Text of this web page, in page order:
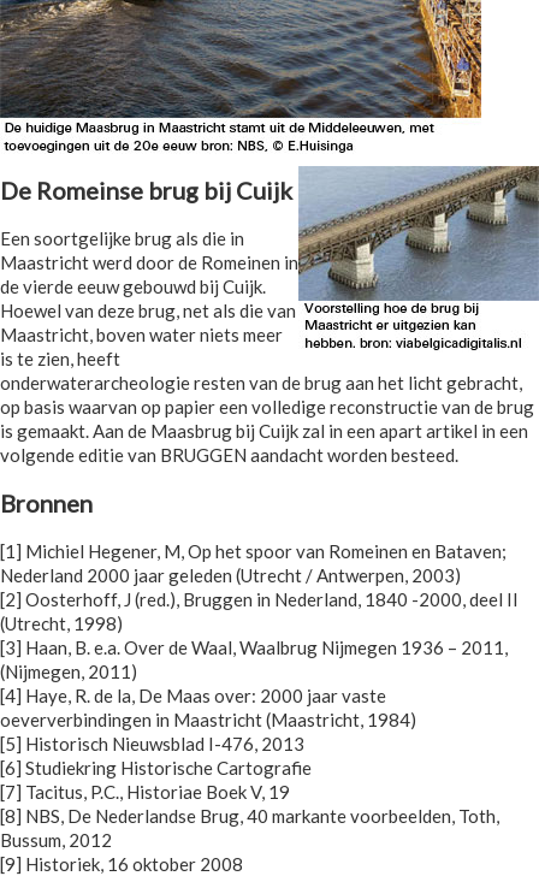
De Romeinse brug bij Cuijk
Een soortgelijke brug als die in
Maastricht werd door de Romeinen in
de vierde eeuw gebouwd bij Cuijk.
Hoewel van deze brug, net als die van
Maastricht, boven water niets meer
is te zien, heeft
onderwaterarcheologie resten van de brug aan het licht gebracht,
op basis waarvan op papier een volledige reconstructie van de brug
is gemaakt. Aan de Maasbrug bij Cuijk zal in een apart artikel in een
volgende editie van BRUGGEN aandacht worden besteed.
Bronnen
[1] Michiel Hegener, M, Op het spoor van Romeinen en Bataven;
Nederland 2000 jaar geleden (Utrecht / Antwerpen, 2003)
[2] Oosterhoff, J (red.), Bruggen in Nederland, 1840 -2000, deel II
(Utrecht, 1998)
[3] Haan, B. e.a. Over de Waal, Waalbrug Nijmegen 1936 – 2011,
(Nijmegen, 2011)
[4] Haye, R. de la, De Maas over: 2000 jaar vaste
oeververbindingen in Maastricht (Maastricht, 1984)
[5] Historisch Nieuwsblad I-476, 2013
[6] Studiekring Historische Cartografie
[7] Tacitus, P.C., Historiae Boek V, 19
[8] NBS, De Nederlandse Brug, 40 markante voorbeelden, Toth,
Bussum, 2012
[9] Historiek, 16 oktober 2008